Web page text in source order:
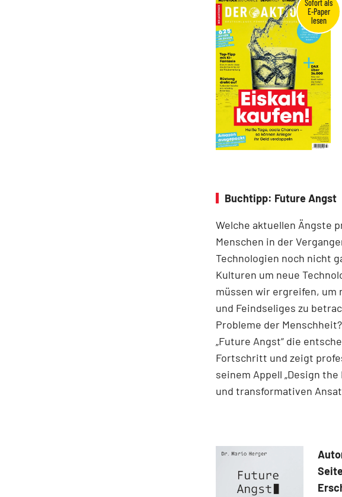
Buchtipp: Future Angst
Welche aktuellen Ängste
Menschen in der
Technologien noch nicht
Kulturen um neue
müssen wir ergreifen, um
und Feindseliges zu
Probleme der
„Future Angst“ die
Fortschritt und zeigt
seinem Appell „Design
und transformativen